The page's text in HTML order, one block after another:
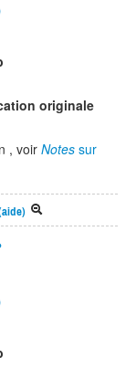
originale
, voirNotes sur